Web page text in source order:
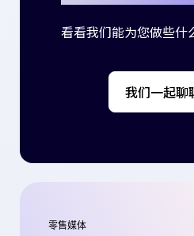
看看我们能为您做些什
我们一起聊
零售媒体